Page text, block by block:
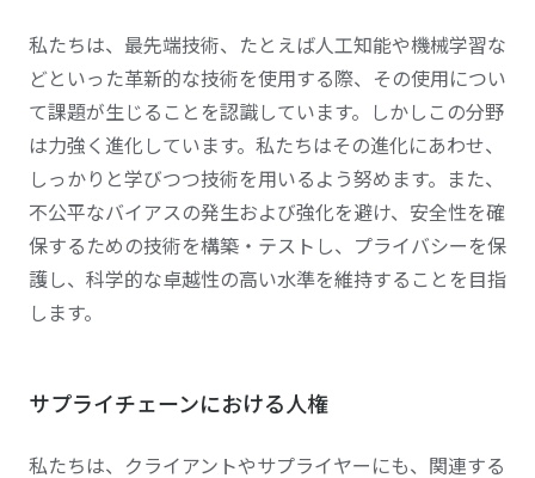
私たちは、最先端技術、たとえば人工知能や機械学習な
どといった革新的な技術を使用する際、その使用につい
て課題が生じることを認識しています。しかしこの分野
は力強く進化しています。私たちはその進化にあわせ、
しっかりと学びつつ技術を用いるよう努めます。また、
不公平なバイアスの発生および強化を避け、安全性を確
保するための技術を構築・テストし、プライバシーを保
護し、科学的な卓越性の高い水準を維持することを目指
します。
サプライチェーンにおける人権
私たちは、クライアントやサプライヤーにも、関連する